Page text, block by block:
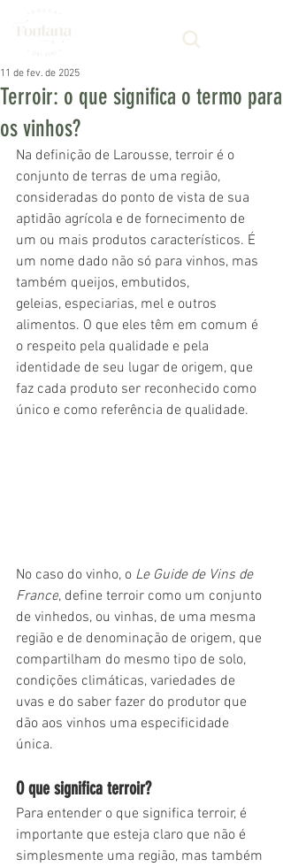
Terroir: o que significa o termo para
os vinhos?
11 de fev. de 2025
Na definição de Larousse, terroir é o
conjunto de terras de uma região,
consideradas do ponto de vista de sua
aptidão agrícola e de fornecimento de
um ou mais produtos característicos. É
um nome dado não só para vinhos, mas
também queijos, embutidos,
geleias, especiarias, mel e outros
alimentos. O que eles têm em comum é
o respeito pela qualidade e pela
identidade de seu lugar de origem, que
faz cada produto ser reconhecido como
único e como referência de qualidade.
No caso do vinho, o Le Guide de Vins de
France, define terroir como um conjunto
de vinhedos, ou vinhas, de uma mesma
região e de denominação de origem, que
compartilham do mesmo tipo de solo,
condições climáticas, variedades de
uvas e do saber fazer do produtor que
dão aos vinhos uma especificidade
única.
O que significa terroir?
Para entender o que significa terroir, é
importante que esteja claro que não é
simplesmente uma região, mas também